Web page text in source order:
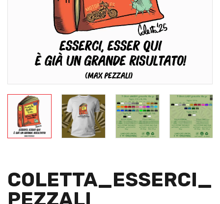
COLETTA_ESSERCI_